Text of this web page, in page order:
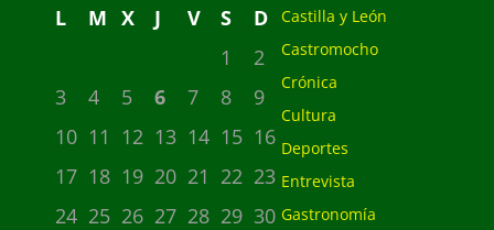
L M X J V S
D
1
2
3
4 5 6 7 8
9
10 11 12 13 14 15 16
17 18 19 20 21 22 23
24 25 26 27 28 29 30
Castilla y León
Castromocho
Crónica
Cultura
Deportes
Entrevista
Gastronomía